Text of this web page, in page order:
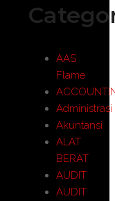
AAS
Flame
Administrasi
Akuntansi
ALAT
BERAT
AUDIT
AUDIT